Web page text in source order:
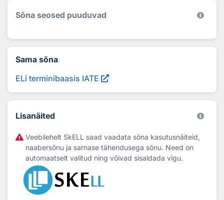
Sõna seosed puuduvad
Sama sõna
ELi terminibaasis IATE
Lisanäited
Veebilehelt SkELL saad vaadata sõna kasutusnäiteid,
naabersõnu ja sarnase tähendusega sõnu. Need on
automaatselt valitud ning võivad sisaldada vigu.